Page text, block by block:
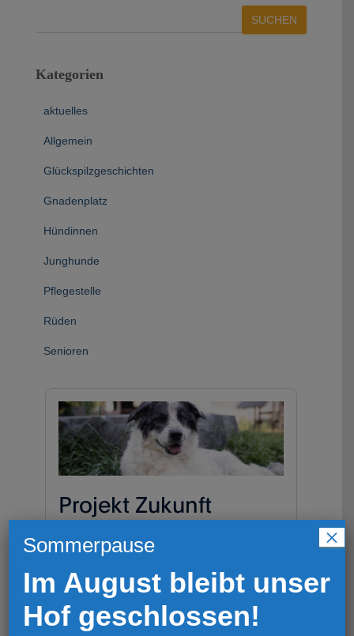
SUCHEN
Kategorien
aktuelles
Allgemein
Glückspilzgeschichten
Gnadenplatz
Hündinnen
Junghunde
Pflegestelle
Rüden
Senioren
Sommerpause
Im August bleibt unser
Hof geschlossen!
×